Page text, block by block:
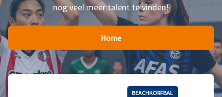
nog veel meer talent te vinden!
Home
BEACHKORFBAL